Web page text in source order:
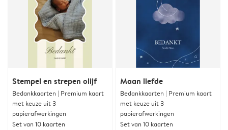
Stempel en strepen olijf
Bedankkaarten | Premium kaart
met keuze uit 3
papierafwerkingen
Set van 10 kaarten
Maan liefde
Bedankkaarten | Premium kaart
met keuze uit 3
papierafwerkingen
Set van 10 kaarten